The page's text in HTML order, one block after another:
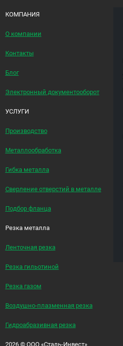
КОМПАНИЯ
О компании
Контакты
Блог
Электронный документооборот
УСЛУГИ
Производство
Металлообработка
Гибка металла
Сверление отверстий в металле
Подбор фланца
Резка металла
Ленточная резка
Резка гильотиной
Резка газом
Воздушно-плазменная резка
Гидроабразивная резка
2026 ©ООО «Сталь-Инвест»